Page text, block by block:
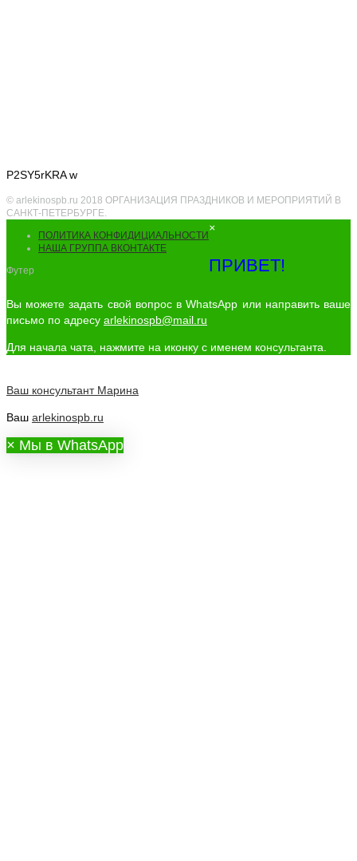
P2SY5rKRA w
© arlekinospb.ru 2018 ОРГАНИЗАЦИЯ ПРАЗДНИКОВ И МЕРОПРИЯТИЙ В
САНКТ-ПЕТЕРБУРГЕ.
ПОЛИТИКА КОНФИДИЦИАЛЬНОСТИ
НАША ГРУППА ВКОНТАКТЕ
Футер
×
ПРИВЕТ!
Вы можете задать свой вопрос в WhatsApp или направить ваше
письмо по адресу arlekinospb@mail.ru
Для начала чата, нажмите на иконку с именем консультанта.
Ваш консультант Марина
Ваш arlekinospb.ru
× Мы в WhatsApp